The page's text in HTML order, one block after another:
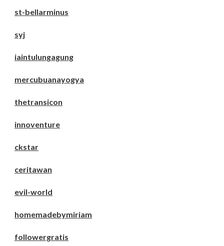
st-bellarminus
syj
iaintulungagung
mercubuanayogya
thetransicon
innoventure
ckstar
ceritawan
evil-world
homemadebymiriam
followergratis